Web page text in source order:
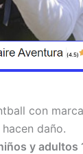
(4.5)
con
daño.
y adultos